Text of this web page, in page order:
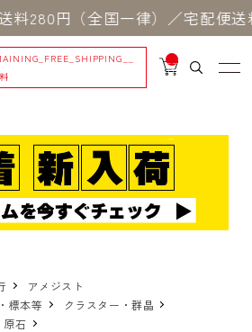
円（全国一律）／宅配便送
__
IT
_
アメジスト
標本等
クラスター・群晶
原石